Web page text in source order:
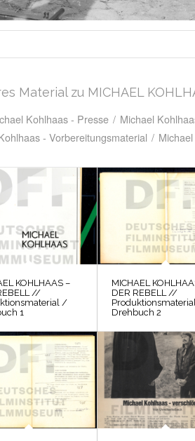
Material zu MICHAEL
Kohlhaas - Presse / Michael
- Vorbereitungsmaterial /
KOHLHAAS –
//
/
1
MICHAEL
DER REBELL //
Drehbuch 2